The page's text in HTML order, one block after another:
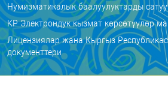
Нумизматикалык баалуулуктарды
КР Электрондук кызмат көрсөтүүлөр
Лицензиялар жана Кыргыз
документтери